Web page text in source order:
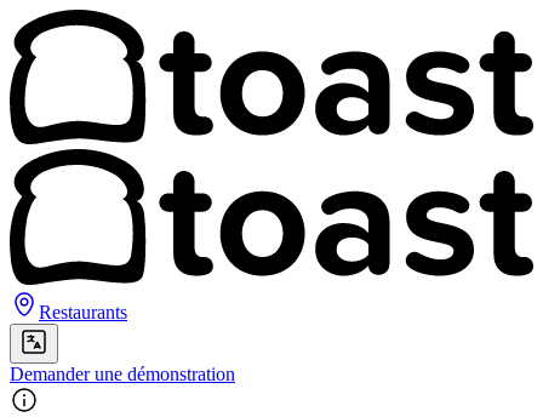
Restaurants
Demander une démonstration